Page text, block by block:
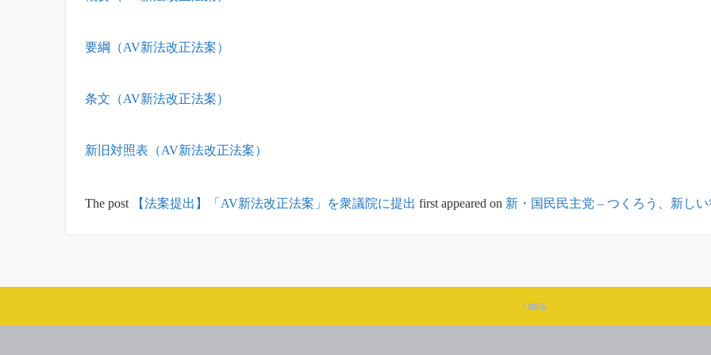
要綱（AV新法改正法案）
条文（AV新法改正法案）
新旧対照表（AV新法改正法案）
The post 【法案提出】「AV新法改正法案」を衆議院に提出 first appeared on 新・国民民主党 – つくろう、新しい